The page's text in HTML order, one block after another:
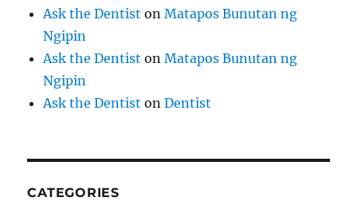
Ask the Dentist onMatapos Bunutan ng
Ngipin
Ask the Dentist onMatapos Bunutan ng
Ngipin
Ask the Dentist onDentist
CATEGORIES